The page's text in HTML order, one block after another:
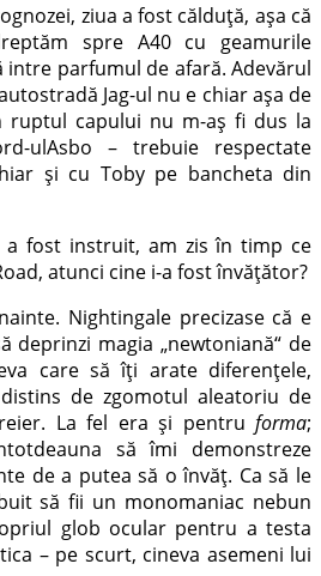
ziua a fost călduță, așa că
spre A40 cu geamurile
intre parfumul de afară. Adevărul
Jag-ul nu e chiar așa de
ruptul capului nu m-aș fi dus la
ulAsbo – trebuie respectate
și cu Toby pe bancheta din
a fost instruit, am zis în timp ce
atunci cine i-a fost învățător?
Nightingale precizase că e
deprinzi magia „newtoniană“ de
care să îți arate diferențele,
de zgomotul aleatoriu de
La fel era și pentru forma;
să îmi demonstreze
de a putea să o învăț. Ca să le
să fii un monomaniac nebun
glob ocular pentru a testa
– pe scurt, cineva asemeni lui